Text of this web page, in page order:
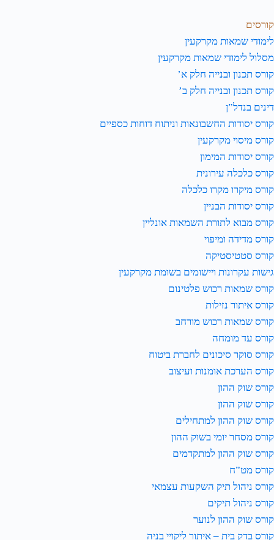
קורסים
לימודי שמאות מקרקעין
מסלול לימודי שמאות מקרקעין
קורס תכנון ובנייה חלק א’
קורס תכנון ובנייה חלק ב’
דינים בנדל”ן
קורס יסודות החשבונאות וניתוח דוחות כספיים
קורס מיסוי מקרקעין
קורס יסודות המימון
קורס כלכלה עירונית
קורס מיקרו מקרו כלכלה
קורס יסודות הבניין
קורס מבוא לתורת השמאות אונליין
קורס מדידה ומיפוי
קורס סטטיסטיקה
גישות עקרונות ויישומים בשומת מקרקעין
קורס שמאות רכוש פלטינום
קורס איתור נזילות
קורס שמאות רכוש מורחב
קורס עד מומחה
קורס סוקר סיכונים לחברת ביטוח
קורס הערכת אומנות ועיצוב
קורס שוק ההון
קורס שוק ההון
קורס שוק ההון למתחילים
קורס מסחר יומי בשוק ההון
קורס שוק ההון למתקדמים
קורס מט”ח
קורס ניהול תיק השקעות עצמאי
קורס ניהול תיקים
קורס שוק ההון לנוער
קורס בדק בית – איתור ליקויי בניה